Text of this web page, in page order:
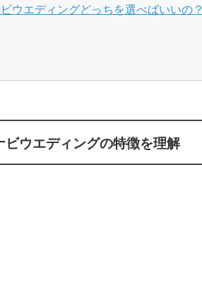
ウエディングどっちを選べばいいの？
ウエディングの特徴を理解